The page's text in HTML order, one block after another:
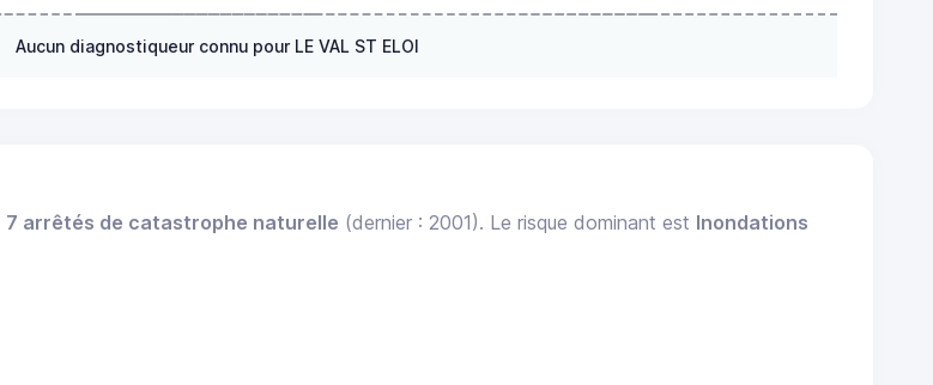
Aucun diagnostiqueur connu pour LE VAL ST ELOI
7 arrêtés de catastrophe naturelle (dernier : 2001). Le risque dominant est Inondations